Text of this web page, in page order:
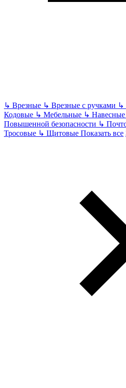
↳ Врезные ↳ Врезные с ручками ↳
Кодовые ↳ Мебельные ↳ Навесные
Повышенной безопасности ↳
Тросовые ↳ Щитовые Показать все